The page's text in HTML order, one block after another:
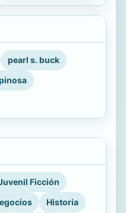
pearl s. buck
Ficción
Historia